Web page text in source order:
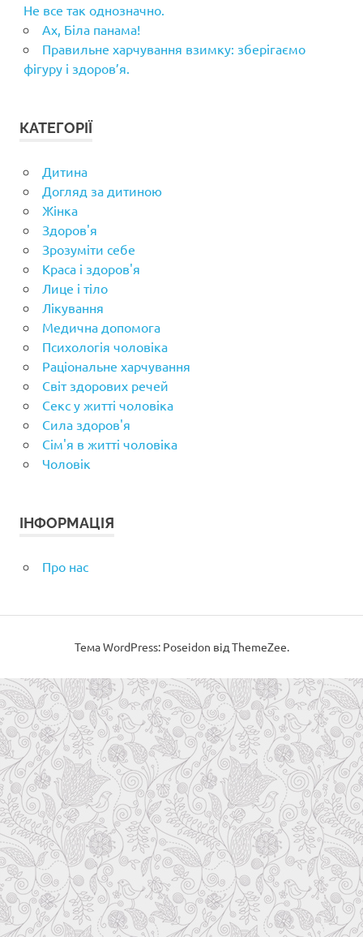
Не все так однозначно.
Ах, Біла панама!
Правильне харчування взимку: зберігаємо
фігуру і здоров’я.
КАТЕГОРІЇ
Дитина
Догляд за дитиною
Жінка
Здоров'я
Зрозуміти себе
Краса і здоров'я
Лице і тіло
Лікування
Медична допомога
Психологія чоловіка
Раціональне харчування
Світ здорових речей
Секс у житті чоловіка
Сила здоров'я
Сім'я в житті чоловіка
Чоловік
ІНФОРМАЦІЯ
Про нас
Тема WordPress: Poseidon від ThemeZee.